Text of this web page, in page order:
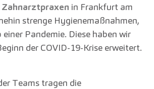
in Frankfurt am
strenge Hygienemaßnahmen,
Pandemie. Diese haben wir
der COVID-19-Krise erweitert.
Teams tragen die